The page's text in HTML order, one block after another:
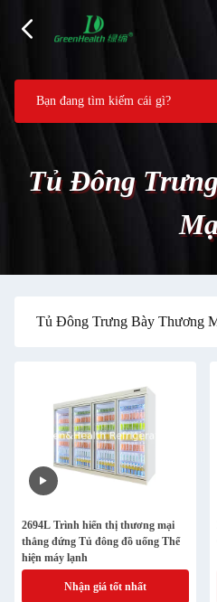
Tủ Đông
Tủ Đông Trưng Bày Thương
2694L Trình hiển thị thương mại
thẳng đứng Tủ đông đồ uống Thể
hiện máy lạnh
Nhận giá tốt nhất